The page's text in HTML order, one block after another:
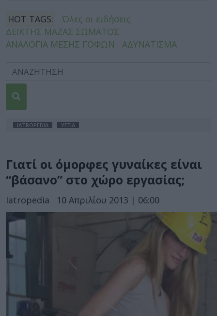
HOT TAGS:
Όλες οι ειδήσεις
ΔΕΙΚΤΗΣ ΜΑΖΑΣ ΣΩΜΑΤΟΣ
ΑΝΑΛΟΓΙΑ ΜΕΣΗΣ ΓΟΦΩΝ
ΑΔΥΝΑΤΙΣΜΑ
IATROPEDIA ΥΓΕΙΑ
Γιατί οι όμορφες γυναίκες είναι
“βάσανο” στο χώρο εργασίας;
Iatropedia 10 Απριλίου 2013 | 06:00